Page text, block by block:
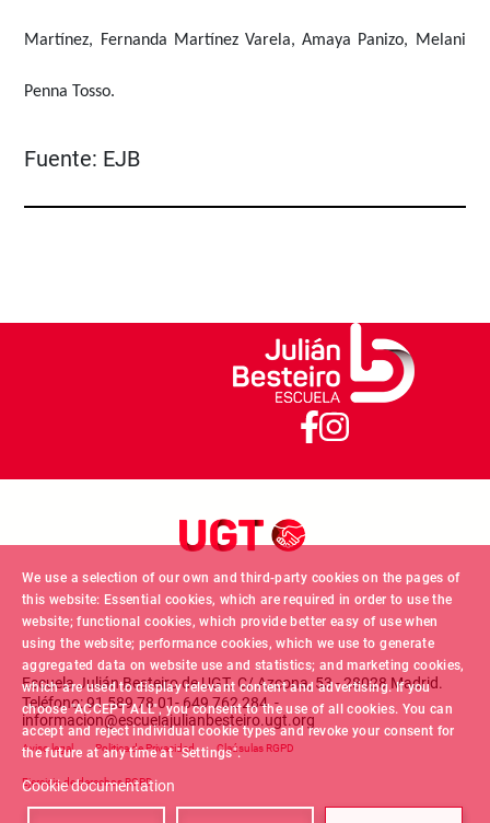
We use a selection of our own and third-party cookies on the pages of
this website: Essential cookies, which are required in order to use the
website; functional cookies, which provide better easy of use when
using the website; performance cookies, which we use to generate
aggregated data on website use and statistics; and marketing cookies,
which are used to display relevant content and advertising. If you
choose "ACCEPT ALL", you consent to the use of all cookies. You can
accept and reject individual cookie types and revoke your consent for
the future at any time at "Settings".
Cookie documentation
Martínez, Fernanda Martínez Varela, Amaya Panizo, Melani
Penna Tosso.
Fuente: EJB
Escuela Julián Besteiro de UGT. C/ Azcona, 53 - 28028 Madrid.
Teléfono: 91 589 78 01- 649 762 284 -
informacion@escuelajulianbesteiro.ugt.org
Footer menu
Aviso legal Politica de Privacidad Claúsulas RGPD
Ejercicio de derechos RGPD